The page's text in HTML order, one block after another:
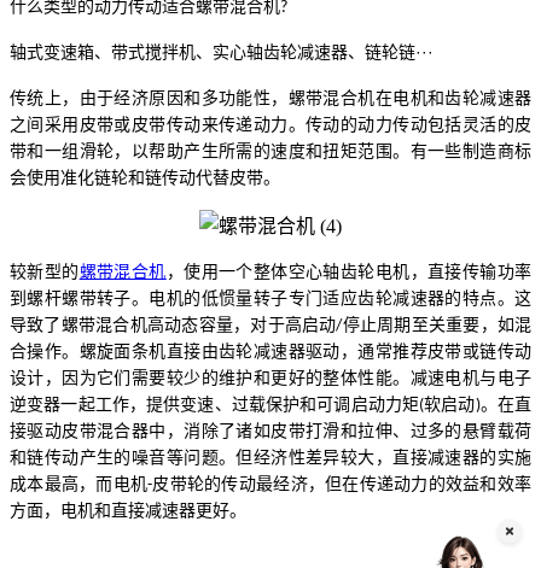
什么类型的动力传动适合螺带混合机?
轴式变速箱、带式搅拌机、实心轴齿轮减速器、链轮链···
传统上，由于经济原因和多功能性， 螺带混合机在电机和齿轮减速器
之间采用皮带或皮带传动来传递动力。传动的动力传动包括灵活的皮
带和一组滑轮，以帮助产生所需的速度和扭矩范围。有一些制造商标
会使用准化链轮和链传动代替皮带。
较新型的螺带混合机，使用一个整体空心轴齿轮电机，直接传输功率
到螺杆螺带转子。电机的低惯量转子专门适应齿轮减速器的特点。这
导致了螺带混合机高动态容量，对于高启动/停止周期至关重要，如混
合操作。螺旋面条机直接由齿轮减速器驱动，通常推荐皮带或链传动
设计，因为它们需要较少的维护和更好的整体性能。减速电机与电子
逆变器一起工作，提供变速、过载保护和可调启动力矩(软启动)。在直
接驱动皮带混合器中，消除了诸如皮带打滑和拉伸、过多的悬臂载荷
和链传动产生的噪音等问题。但经济性差异较大，直接减速器的实施
成本最高，而电机-皮带轮的传动最经济，但在传递动力的效益和效率
方面，电机和直接减速器更好。